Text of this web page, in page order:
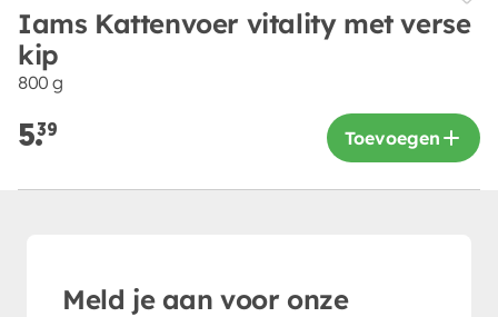
Iams Kattenvoer vitality met verse
kip
800 g
5.39 Toevoegen
Meld je aan voor onze